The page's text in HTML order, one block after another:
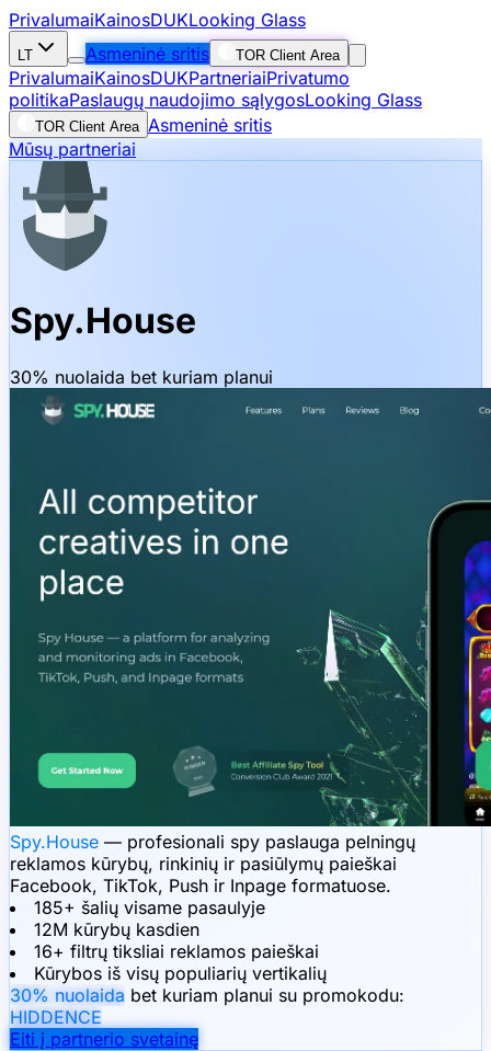
PrivalumaiKainosDUKLooking Glass
LT Asmeninė sritis TOR Client Area
PrivalumaiKainosDUKPartneriaiPrivatumo
politikaPaslaugų naudojimo sąlygosLooking Glass
TOR Client Area Asmeninė sritis
Mūsų partneriai
Spy.House
30% nuolaida bet kuriam planui
Spy.House — profesionali spy paslauga pelningų
reklamos kūrybų, rinkinių ir pasiūlymų paieškai
Facebook, TikTok, Push ir Inpage formatuose.
185+ šalių visame pasaulyje
12M kūrybų kasdien
16+ filtrų tiksliai reklamos paieškai
Kūrybos iš visų populiarių vertikalių
30% nuolaida bet kuriam planui su promokodu:
HIDDENCE
Eiti į partnerio svetainę